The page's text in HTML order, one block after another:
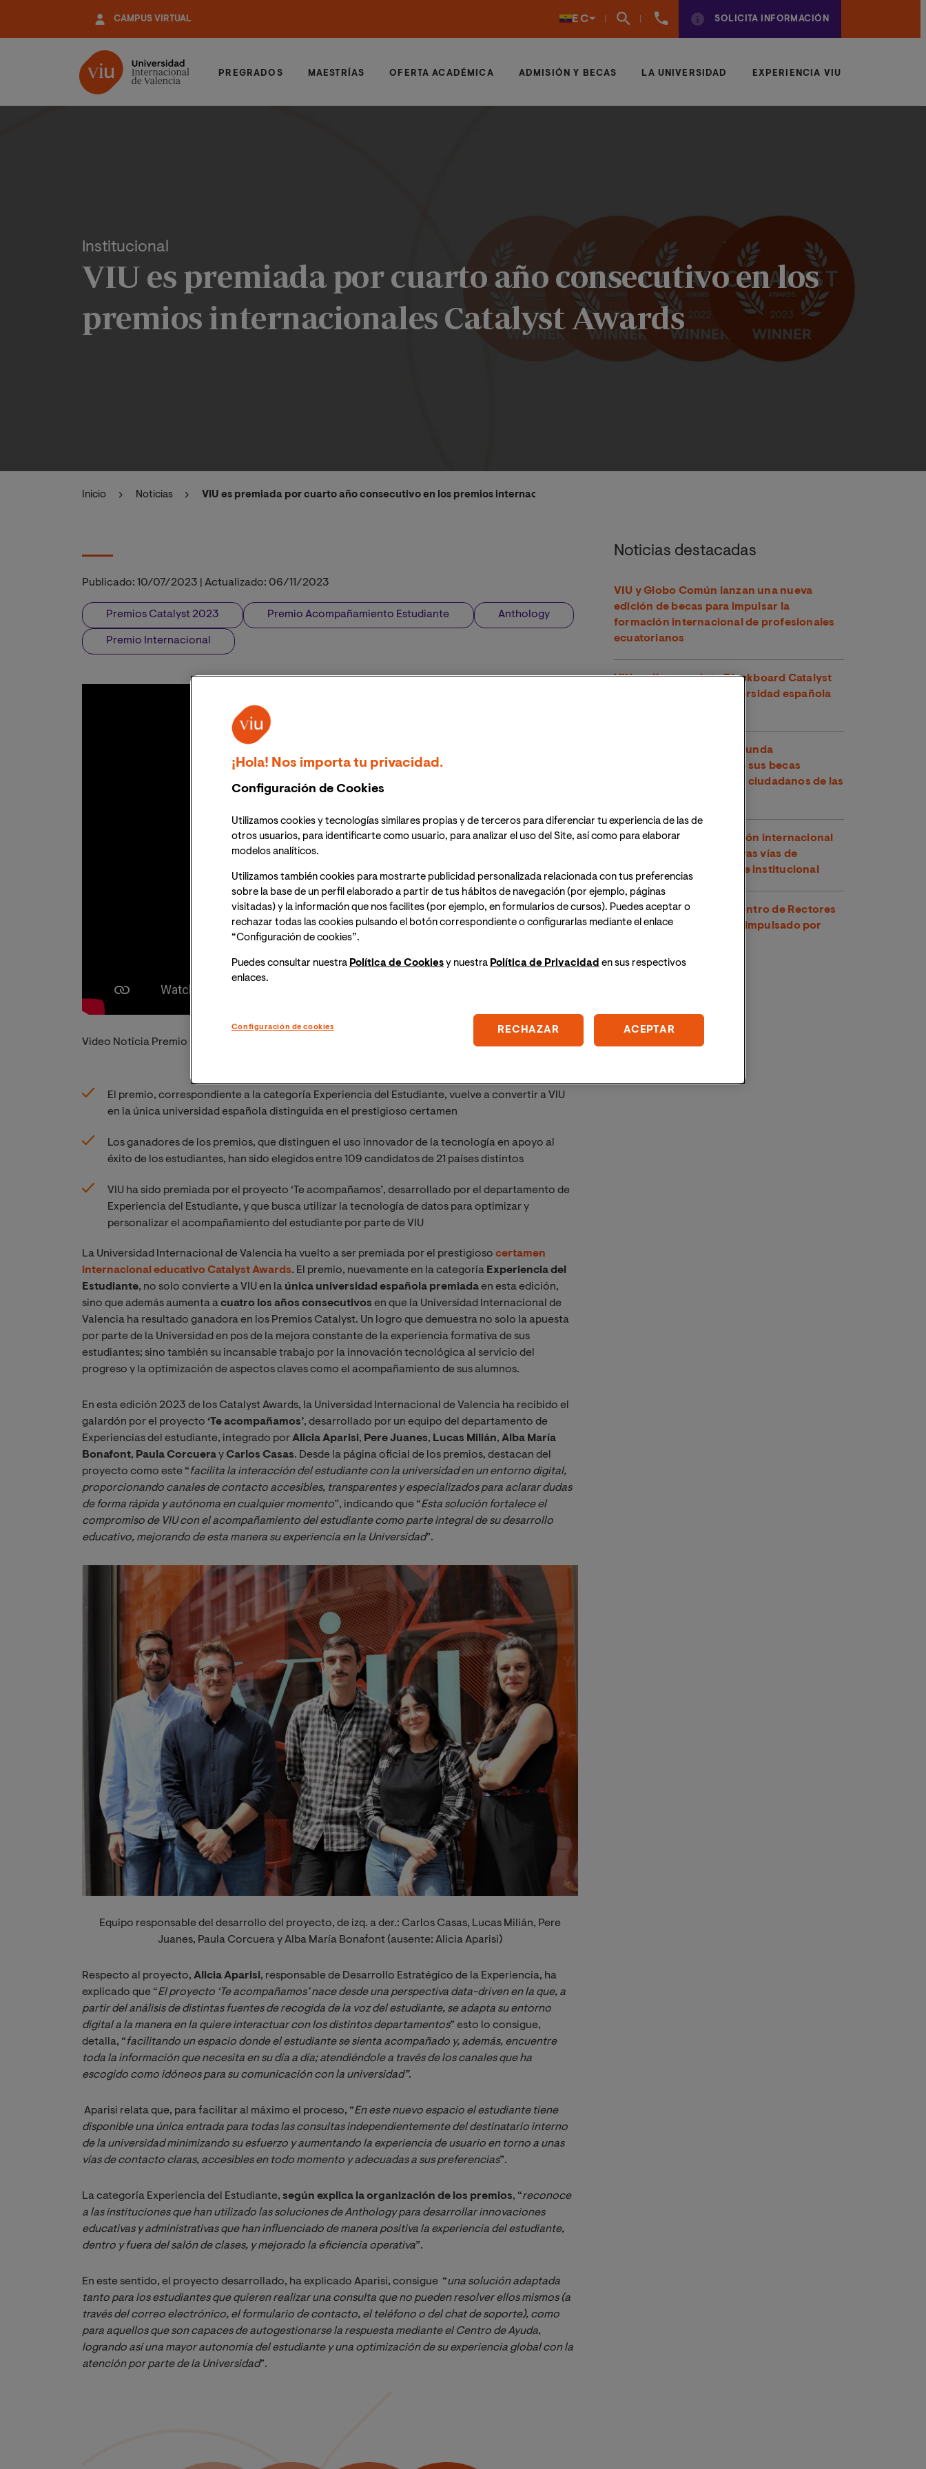
contenido
CAMPUS VIRTUAL EC
(+34)
SOLICITA INFORMACIÓN
PREGRADOS MAESTRÍAS OFERTA ACADÉMICA ADMISIÓN Y BECAS LA UNIVERSIDAD EXPERIENCIA VIU
Institucional
VIU es premiada por cuarto año consecutivo en los
premios internacionales Catalyst Awards
Inicio Noticias VIU es premiada por cuarto año consecutivo en los premios internacionales Catalyst Awards
Publicado: 10/07/2023 Actualizado: 06/11/2023
Premios Catalyst 2023 Premio Acompañamiento Estudiante Anthology
Premio Internacional
Video Noticia Premio Catalyst 2023
El premio, correspondiente a la categoría Experiencia del Estudiante, vuelve a convertir a VIU
en la única universidad española distinguida en el prestigioso certamen
Los ganadores de los premios, que distinguen el uso innovador de la tecnología en apoyo al
éxito de los estudiantes, han sido elegidos entre 109 candidatos de 21 países distintos
VIU ha sido premiada por el proyecto ‘Te acompañamos’, desarrollado por el departamento de
Experiencia del Estudiante, y que busca utilizar la tecnología de datos para optimizar y
personalizar el acompañamiento del estudiante por parte de VIU
La Universidad Internacional de Valencia ha vuelto a ser premiada por el prestigioso certamen
internacional educativoCatalyst Awards. El premio, nuevamente en la categoría Experiencia del
Estudiante, no solo convierte a VIU en la única universidad española premiadaen esta edición,
sino que además aumenta acuatro los años consecutivos en que la Universidad Internacional de
Valencia ha resultado ganadora en los Premios Catalyst. Un logro que demuestra no solo la apuesta
por parte de la Universidad en pos de la mejora constante de la experiencia formativa de sus
estudiantes; sino también su incansable trabajo por la innovación tecnológica al servicio del
progreso y la optimización de aspectos claves como el acompañamiento de sus alumnos.
En esta edición 2023 de los Catalyst Awards, la Universidad Internacional de Valencia ha recibido el
galardón por el proyecto ‘Te acompañamos’, desarrollado por un equipo del departamento de
Experiencias del estudiante, integrado porAlicia Aparisi, Pere Juanes, Lucas Milián, Alba María
Bonafont, Paula CorcuerayCarlos Casas. Desde la página oficial de los premios, destacan del
proyecto como este “facilita la interacción del estudiante con la universidad en un entorno digital,
proporcionando canales de contacto accesibles, transparentes y especializados para aclarar dudas
de forma rápida y autónoma en cualquier momento”, indicando que “Esta solución fortalece el
compromiso de VIU con el acompañamiento del estudiante como parte integral de su desarrollo
educativo, mejorando de esta manera su experiencia en la Universidad”.
Image
Equipo responsable del desarrollo del proyecto, de izq. a der.: Carlos Casas, Lucas Milián, Pere
Juanes, Paula Corcuera y Alba María Bonafont (ausente: Alicia Aparisi)
Respecto al proyecto, Alicia Aparisi, responsable de Desarrollo Estratégico de la Experiencia, ha
explicado que “El proyecto ‘Te acompañamos’ nace desde una perspectiva data-driven en la que, a
partir del análisis de distintas fuentes de recogida de la voz del estudiante, se adapta su entorno
digital a la manera en la quiere interactuar con los distintos departamentos” esto lo consigue,
detalla, “facilitando un espacio donde el estudiante se sienta acompañado y, además, encuentre
toda la información que necesita en su día a día; atendiéndole a través de los canales que ha
escogido como idóneos para su comunicación con la universidad”.
Aparisi relata que, para facilitar al máximo el proceso, “En este nuevo espacio el estudiante tiene
disponible una única entrada para todas las consultas independientemente del destinatario interno
de la universidad minimizando su esfuerzo y aumentando la experiencia de usuario en torno a unas
vías de contacto claras, accesibles en todo momento y adecuadas a sus preferencias”.
La categoría Experiencia del Estudiante, según explica la organización de los premios, “reconoce
a las instituciones que han utilizado las soluciones de Anthology para desarrollar innovaciones
educativas y administrativas que han influenciado de manera positiva la experiencia del estudiante,
dentro y fuera del salón de clases, y mejorado la eficiencia operativa”.
En este sentido, el proyecto desarrollado, ha explicado Aparisi, consigue “una solución adaptada
tanto para los estudiantes que quieren realizar una consulta que no pueden resolver ellos mismos (a
través del correo electrónico, el formulario de contacto, el teléfono o del chat de soporte), como
para aquellos que son capaces de autogestionarse la respuesta mediante el Centro de Ayuda,
logrando así una mayor autonomía del estudiante y una optimización de su experiencia global con la
atención por parte de la Universidad”.
Noticias destacadas
VIU y Globo Común lanzan una nueva
edición de becas para impulsar la
formación internacional de profesionales
ecuatorianos
VIU recibe su quinto Blackboard Catalyst
Award y es la única universidad española
VIU y la OEA abren la segunda
convocatoria de 2026 de sus becas
conjuntas, dirigidas a los ciudadanos de las
VIU refuerza su proyección internacional
en Perú explorando nuevas vías de
cooperación académica e institucional
VIU participa en el Encuentro de Rectores
y Rectoras Perú-España impulsado por
¡Hola! Nos importa tu privacidad.
Configuración de Cookies
Utilizamos cookies y tecnologías similares propias y de terceros para diferenciar tu experiencia de las de
otros usuarios, para identificarte como usuario, para analizar el uso del Site, así como para elaborar
modelos analíticos.
Utilizamos también cookies para mostrarte publicidad personalizada relacionada con tus preferencias
sobre la base de un perfil elaborado a partir de tus hábitos de navegación (por ejemplo, páginas
visitadas) y la información que nos facilites (por ejemplo, en formularios de cursos). Puedes aceptar o
rechazar todas las cookies pulsando el botón correspondiente o configurarlas mediante el enlace
“Configuración de cookies”.
Puedes consultar nuestra Política de Cookiesy nuestra Política de Privacidad en sus respectivos
enlaces.
Configuración de cookies RECHAZAR ACEPTAR